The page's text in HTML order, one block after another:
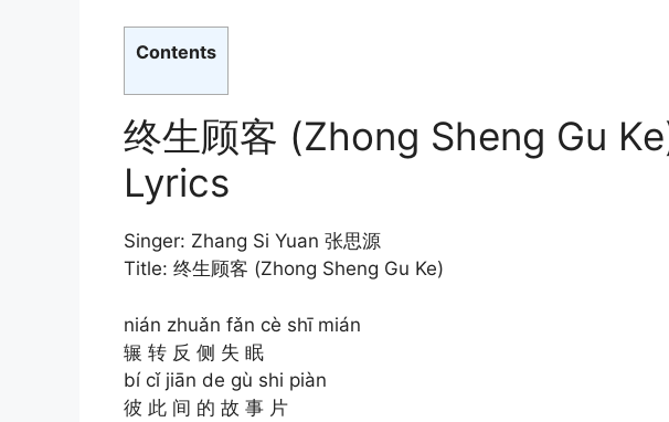
Contents
终生顾客 (Zhong Sheng Gu
Lyrics
Singer: Zhang Si Yuan 张思源
Title: 终生顾客 (Zhong Sheng Gu Ke)
nián zhuǎn fǎn cè shī mián
辗 转 反 侧 失 眠
bí cǐ jiān de gù shi piàn
彼 此 间 的 故 事 片